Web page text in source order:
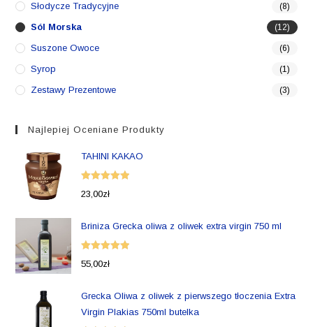
Słodycze Tradycyjne (8)
Sól Morska (12)
Suszone Owoce (6)
Syrop (1)
Zestawy Prezentowe (3)
Najlepiej Oceniane Produkty
TAHINI KAKAO
Oceniono
23,00zł
Briniza Grecka oliwa z oliwek extra virgin 750 ml
Oceniono
55,00zł
Grecka Oliwa z oliwek z pierwszego tłoczenia Extra
Virgin Plakias 750ml butelka